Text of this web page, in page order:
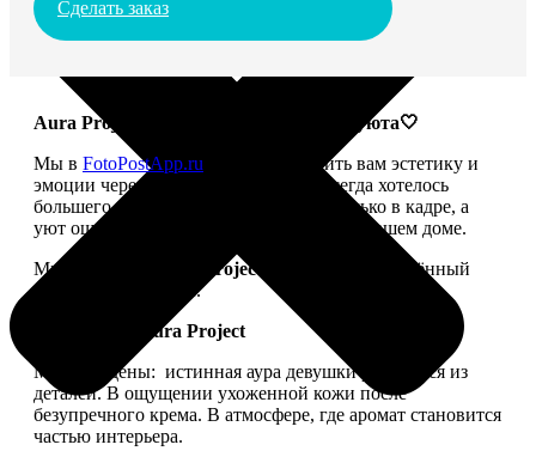
Сделать заказ
Aura Project: твой ритуал красоты и уюта🤍
Мы в FotoPostApp.ru привыкли дарить вам эстетику и
эмоции через фотографии. Но нам всегда хотелось
большего — чтобы красота жила не только в кадре, а
уют ощущался не только в ленте, но и в вашем доме.
Мы запускаем
Aura Project
— проект, посвящённый
осознанной красоте.
Философия Aura Project
Мы убеждены: истинная аура девушки рождается из
деталей. В ощущении ухоженной кожи после
безупречного крема. В атмосфере, где аромат становится
частью интерьера.